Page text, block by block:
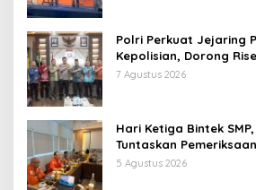
Polri Perkuat Jejaring
Kepolisian, Dorong
Kebijakan dan Inovasi
7 Agustus 2026
Hari Ketiga Bintek
Tuntaskan
Pertamina Patra Niaga
5 Agustus 2026